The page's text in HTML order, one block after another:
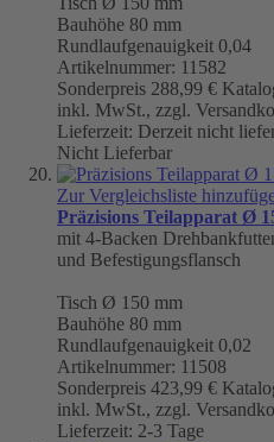
Bauhöhe 80 mm
Rundlaufgenauigkeit 0,04
Artikelnummer: 11582
Sonderpreis 288,99 €
inkl. MwSt., zzgl.
Lieferzeit: Derzeit nicht
Nicht Lieferbar
Zur Vergleichsliste
Präzisions Teilapparat Ø
mit 4-Backen
und Befestigungsflansch
Tisch Ø 150 mm
Bauhöhe 80 mm
Rundlaufgenauigkeit 0,02
Artikelnummer: 11508
Sonderpreis 423,99 €
inkl. MwSt., zzgl.
Lieferzeit: 2-3 Tage